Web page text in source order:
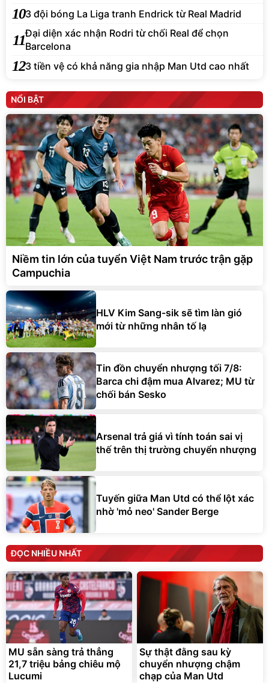
103 đội bóng La Liga tranh Endrick từ Real Madrid
11Đại diện xác nhận Rodri từ chối Real để chọn
Barcelona
123 tiền vệ có khả năng gia nhập Man Utd cao nhất
NỔI BẬT
Niềm tin lớn của tuyển Việt Nam trước trận gặp
Campuchia
HLV Kim Sang-sik sẽ tìm làn gió
mới từ những nhân tố lạ
Tin đồn chuyển nhượng tối 7/8:
Barca chi đậm mua Alvarez; MU từ
chối bán Sesko
Arsenal trả giá vì tính toán sai vị
thế trên thị trường chuyển nhượng
Tuyến giữa Man Utd có thể lột xác
nhờ 'mỏ neo' Sander Berge
ĐỌC NHIỀU NHẤT
MU sẵn sàng trả thẳng
21,7 triệu bảng chiêu mộ
Lucumi
Sự thật đằng sau kỳ
chuyển nhượng chậm
chạp của Man Utd